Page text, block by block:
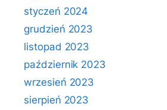
styczeń 2024
grudzień 2023
listopad 2023
październik 2023
wrzesień 2023
sierpień 2023